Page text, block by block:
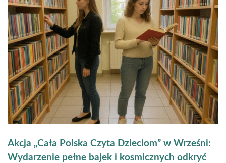
Akcja „Cała Polska Czyta Dzieciom” w Wrześni:
Wydarzenie pełne bajek i kosmicznych odkryć